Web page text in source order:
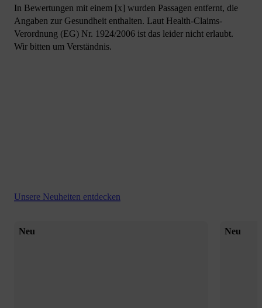
In Bewertungen mit einem [x] wurden Passagen entfernt, die
Angaben zur Gesundheit enthalten. Laut Health-Claims-
Verordnung (EG) Nr. 1924/2006 ist das leider nicht erlaubt.
Wir bitten um Verständnis.
Unsere Neuheiten entdecken
Neu Neu